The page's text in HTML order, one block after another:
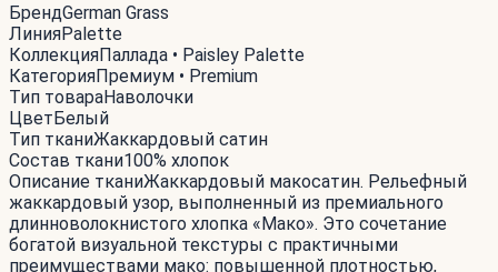
БрендGerman Grass
ЛинияPalette
КоллекцияПаллада • Paisley Palette
КатегорияПремиум • Premium
Тип товараНаволочки
ЦветБелый
Тип тканиЖаккардовый сатин
Состав ткани100% хлопок
Описание тканиЖаккардовый макосатин. Рельефный
жаккардовый узор, выполненный из премиального
длинноволокнистого хлопка «Мако». Это сочетание
богатой визуальной текстуры с практичными
преимуществами мако: повышенной плотностью,